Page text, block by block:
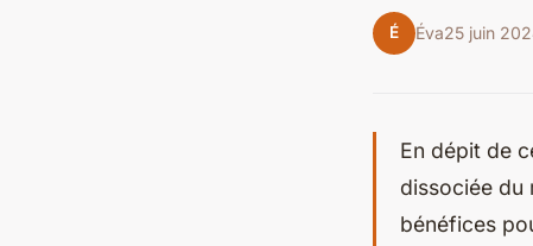
É Éva25 juin
En dépit de
dissociée du
bénéfices